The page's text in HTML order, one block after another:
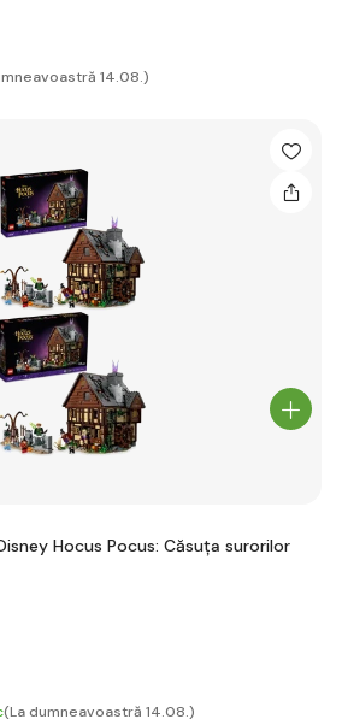
14.08.)
Hocus Pocus: Căsuța surorilor
(La dumneavoastră 14.08.)